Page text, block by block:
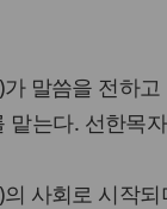
말씀을 전하
는다. 선한목
사회로 시작